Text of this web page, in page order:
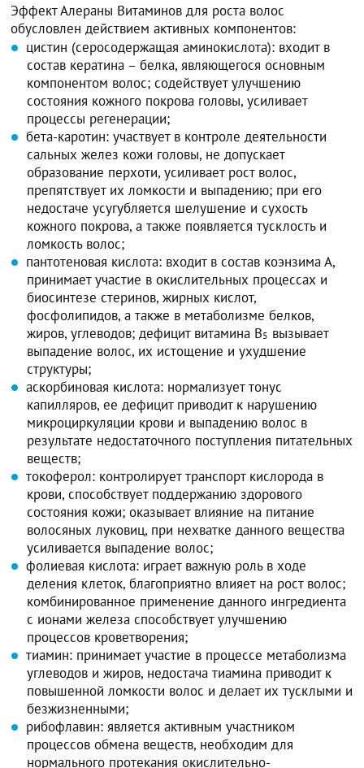
Эффект Алераны Витаминов для роста волос
обусловлен действием активных компонентов:
цистин (серосодержащая аминокислота): входит в
состав кератина – белка, являющегося основным
компонентом волос; содействует улучшению
состояния кожного покрова головы, усиливает
процессы регенерации;
бета-каротин: участвует в контроле деятельности
сальных желез кожи головы, не допускает
образование перхоти, усиливает рост волос,
препятствует их ломкости и выпадению; при его
недостаче усугубляется шелушение и сухость
кожного покрова, а также появляется тусклость и
ломкость волос;
пантотеновая кислота: входит в состав коэнзима А,
принимает участие в окислительных процессах и
биосинтезе стеринов, жирных кислот,
фосфолипидов, а также в метаболизме белков,
жиров, углеводов; дефицит витамина B5 вызывает
выпадение волос, их истощение и ухудшение
структуры;
аскорбиновая кислота: нормализует тонус
капилляров, ее дефицит приводит к нарушению
микроциркуляции крови и выпадению волос в
результате недостаточного поступления питательных
веществ;
токоферол: контролирует транспорт кислорода в
крови, способствует поддержанию здорового
состояния кожи; оказывает влияние на питание
волосяных луковиц, при нехватке данного вещества
усиливается выпадение волос;
фолиевая кислота: играет важную роль в ходе
деления клеток, благоприятно влияет на рост волос;
комбинированное применение данного ингредиента
с ионами железа способствует улучшению
процессов кроветворения;
тиамин: принимает участие в процессе метаболизма
углеводов и жиров, недостача тиамина приводит к
повышенной ломкости волос и делает их тусклыми и
безжизненными;
рибофлавин: является активным участником
процессов обмена веществ, необходим для
нормального протекания окислительно-